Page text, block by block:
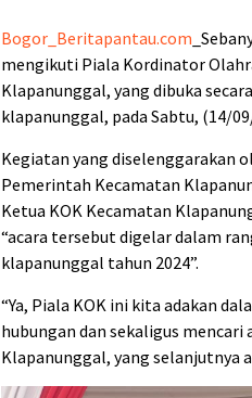
Bogor_Beritapantau.com
mengikuti Piala Kordinator
Klapanunggal, yang dibuka
klapanunggal, pada Sabtu, (14/
Kegiatan yang diselenggarakan
Pemerintah Kecamatan
Ketua KOK Kecamatan
“acara tersebut digelar dalam
klapanunggal tahun 2024”.
“Ya, Piala KOK ini kita adakan
hubungan dan sekaligus
Klapanunggal, yang selanjutnya